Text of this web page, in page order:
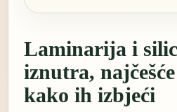
Laminarija i
iznutra,
kako ih izbjeći